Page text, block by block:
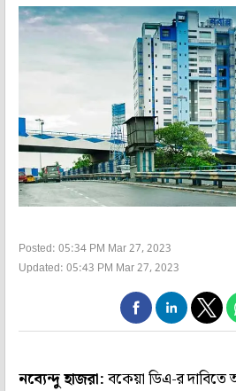
Posted: 05:34 PM Mar 27, 2023
Updated: 05:43 PM Mar 27, 2023
নব্যেন্দু হাজরা:বকেয়া ডিএ-র